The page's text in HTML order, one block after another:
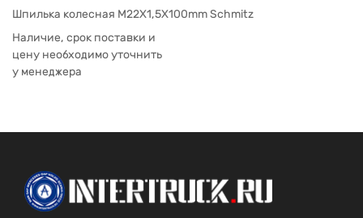
Шпилька колесная M22Х1,5Х100mm Schmitz
Наличие, срок поставки и
цену необходимо уточнить
у менеджера